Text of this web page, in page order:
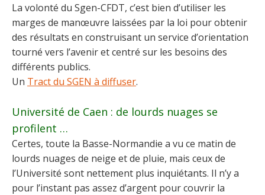
La volonté du Sgen-CFDT, c’est bien d’utiliser les
marges de manœuvre laissées par la loi pour obtenir
des résultats en construisant un service d’orientation
tourné vers l’avenir et centré sur les besoins des
différents publics.
Un Tract du SGEN à diffuser.
Université de Caen : de lourds nuages se
profilent …
Certes, toute la Basse-Normandie a vu ce matin de
lourds nuages de neige et de pluie, mais ceux de
l’Université sont nettement plus inquiétants. Il n’y a
pour l’instant pas assez d’argent pour couvrir la